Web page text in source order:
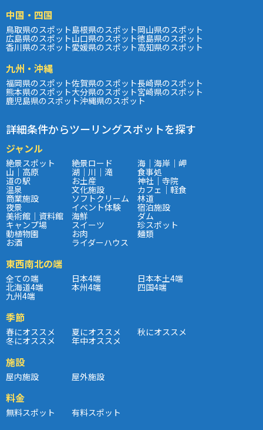
中国・四国
鳥取県のスポット島根県のスポット岡山県のスポット
広島県のスポット山口県のスポット徳島県のスポット
香川県のスポット愛媛県のスポット高知県のスポット
九州・沖縄
福岡県のスポット佐賀県のスポット長崎県のスポット
熊本県のスポット大分県のスポット宮崎県のスポット
鹿児島県のスポット沖縄県のスポット
詳細条件からツーリングスポットを探す
ジャンル
絶景スポット 絶景ロード 海｜海岸｜岬
山｜高原 湖｜川｜滝 食事処
道の駅 お土産 神社｜寺院
温泉 文化施設 カフェ｜軽食
商業施設 ソフトクリーム 林道
夜景 イベント体験 宿泊施設
美術館｜資料館 海鮮 ダム
キャンプ場 スイーツ 珍スポット
動植物園 お肉 麺類
お酒 ライダーハウス
東西南北の端
全ての端 日本4端 日本本土4端
北海道4端 本州4端 四国4端
九州4端
季節
春にオススメ 夏にオススメ 秋にオススメ
冬にオススメ 年中オススメ
施設
屋内施設 屋外施設
料金
無料スポット 有料スポット